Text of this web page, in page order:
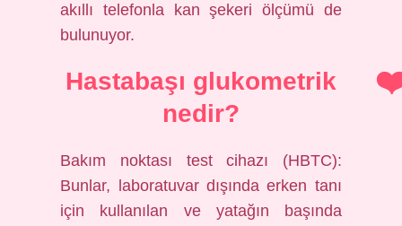
akıllı telefonla kan şekeri ölçümü de
bulunuyor.
Hastabaşı glukometrik
nedir?
Bakım noktası test cihazı (HBTC):
Bunlar, laboratuvar dışında erken tanı
için kullanılan ve yatağın başında